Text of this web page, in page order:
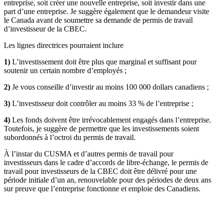
entreprise, soit créer une nouvelle entreprise, soit investir dans une
part d’une entreprise. Je suggère également que le demandeur visite
le Canada avant de soumettre sa demande de permis de travail
d’investisseur de la CBEC.
Les lignes directrices pourraient inclure
1) L’investissement doit être plus que marginal et suffisant pour
soutenir un certain nombre d’employés ;
2) Je vous conseille d’investir au moins 100 000 dollars canadiens ;
3) L’investisseur doit contrôler au moins 33 % de l’entreprise ;
4) Les fonds doivent être irrévocablement engagés dans l’entreprise.
Toutefois, je suggère de permettre que les investissements soient
subordonnés à l’octroi du permis de travail.
À l’instar du CUSMA et d’autres permis de travail pour
investisseurs dans le cadre d’accords de libre-échange, le permis de
travail pour investisseurs de la CBEC doit être délivré pour une
période initiale d’un an, renouvelable pour des périodes de deux ans
sur preuve que l’entreprise fonctionne et emploie des Canadiens.